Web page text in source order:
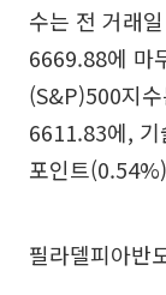
수는 전 거래
6669.88에 마
(S&P)500지
6611.83에,
포인트
필라델피아반